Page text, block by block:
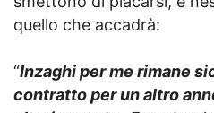
quello che accadrà:
“Inzaghi per me rimane
contratto per un altro